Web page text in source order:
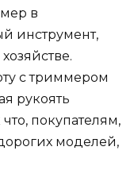
в
инструмент,
с триммером
рукоять
покупателям,
моделей,